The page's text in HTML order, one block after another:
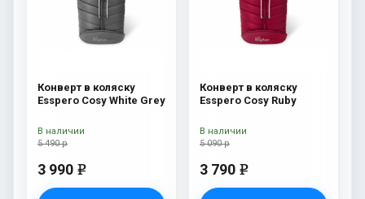
Конверт в коляску
Esspero Cosy White Grey
5 490 р
3 990 e
В наличии
Конверт в коляску
Esspero Cosy Ruby
5 090 р
3 790 e
В наличии